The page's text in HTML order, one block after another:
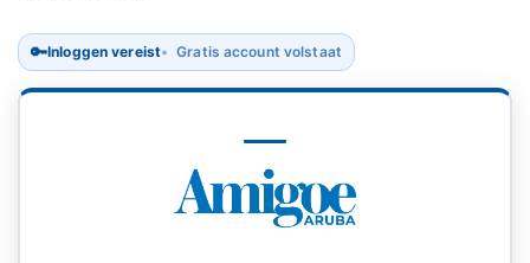
🔑Inloggen vereist Gratis account volstaat